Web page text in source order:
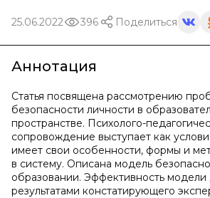
25.06.2022 396 Поделиться
Аннотация
Статья посвящена рассмотрению
безопасности личности в
пространстве. Психолого-
сопровождение выступает как
имеет свои особенности, формы и
в систему. Описана модель
образовании. Эффективность модели
результатами констатирующего